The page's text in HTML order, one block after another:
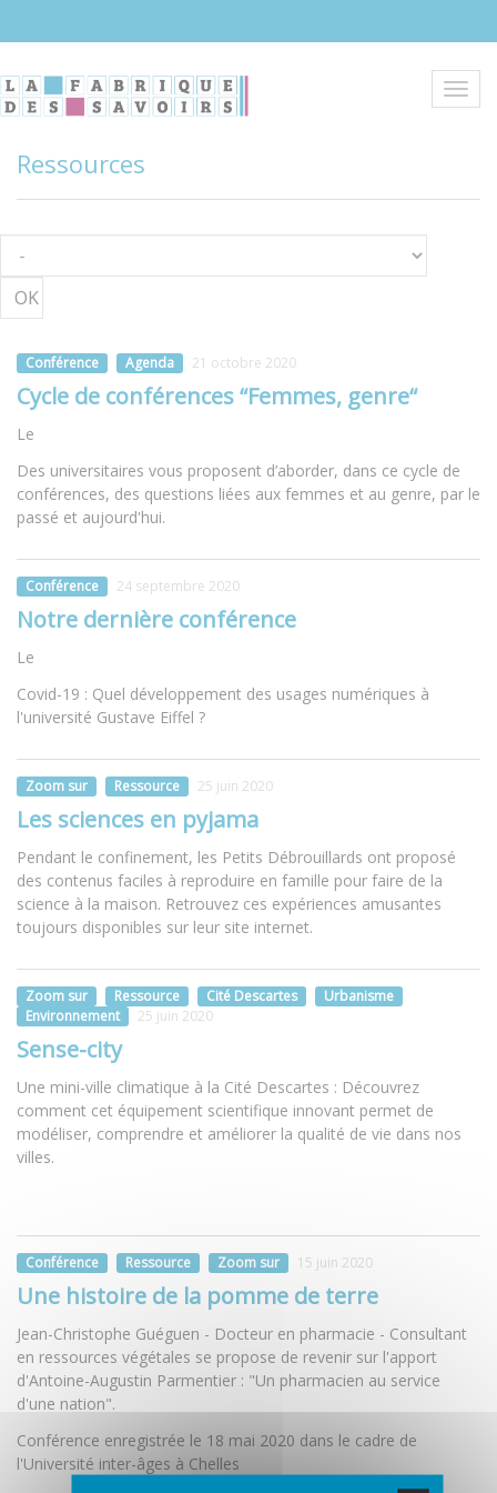
principal
Ressources
OK
Conférence Agenda 21 octobre 2020
Cycle de conférences “Femmes, genre“
Le
Des universitaires vous proposent d’aborder, dans ce cycle de
conférences, des questions liées aux femmes et au genre, par le
passé et aujourd'hui.
Conférence 24 septembre 2020
Notre dernière conférence
Le
Covid-19 : Quel développement des usages numériques à
l'université Gustave Eiffel ?
Zoom sur Ressource 25 juin 2020
Les sciences en pyjama
Pendant le confinement, les Petits Débrouillards ont proposé
des contenus faciles à reproduire en famille pour faire de la
science à la maison. Retrouvez ces expériences amusantes
toujours disponibles sur leur site internet.
Zoom sur Ressource Cité Descartes
Urbanisme
Environnement
25 juin 2020
Sense-city
Une mini-ville climatique à la Cité Descartes : Découvrez
comment cet équipement scientifique innovant permet de
modéliser, comprendre et améliorer la qualité de vie dans nos
villes.
Conférence Ressource Zoom sur 15 juin 2020
Une histoire de la pomme de terre
Jean-Christophe Guéguen - Docteur en pharmacie - Consultant
en ressources végétales se propose de revenir sur l'apport
d'Antoine-Augustin Parmentier : "Un pharmacien au service
d'une nation".
Conférence enregistrée le 18 mai 2020 dans le cadre de
l'Université inter-âges à Chelles